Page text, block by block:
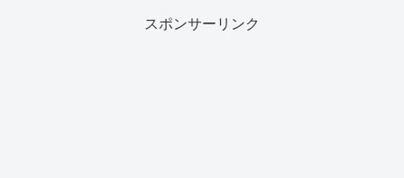
スポンサーリンク